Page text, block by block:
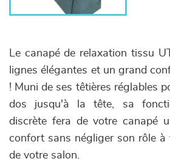
Le canapé de relaxation tissu
lignes élégantes et un grand
! Muni de ses têtières réglables
dos jusqu'à la tête, sa
discrète fera de votre canapé
confort sans négliger son rôle à
de votre salon.